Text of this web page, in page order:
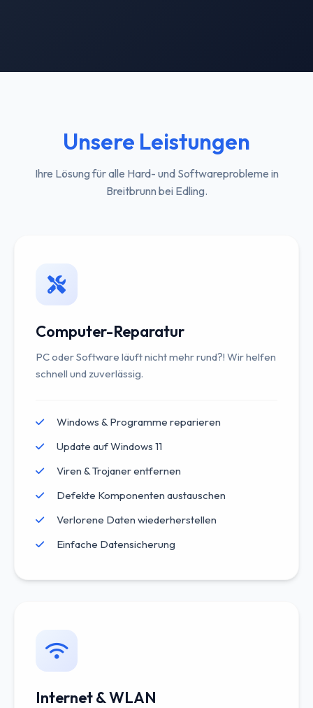
Unsere Leistungen
Ihre Lösung für alle Hard- und Softwareprobleme in
Breitbrunn bei Edling.
Computer-Reparatur
PC oder Software läuft nicht mehr rund?! Wir helfen
schnell und zuverlässig.
Windows & Programme reparieren
Update auf Windows 11
Viren & Trojaner entfernen
Defekte Komponenten austauschen
Verlorene Daten wiederherstellen
Einfache Datensicherung
Internet & WLAN